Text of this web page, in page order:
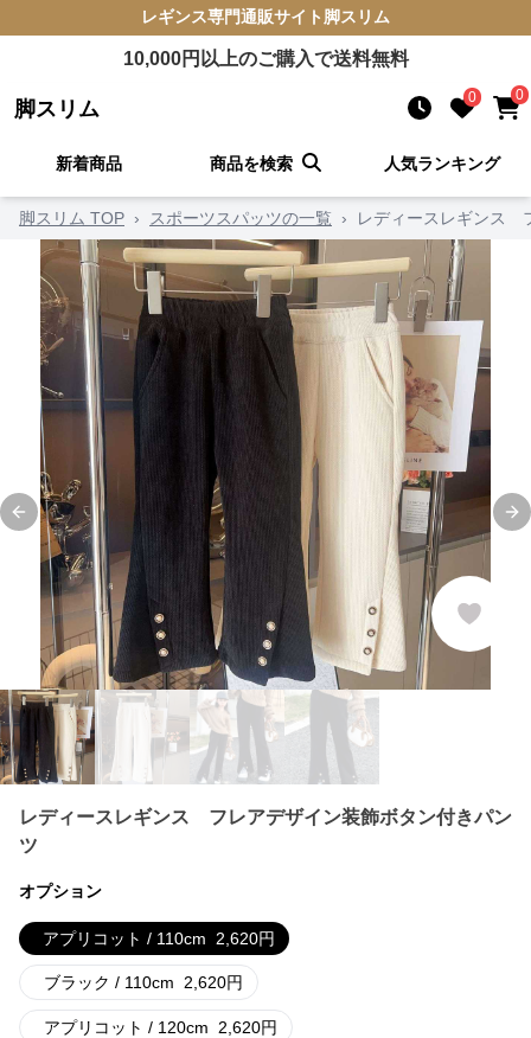
レギンス専門通販サイト 脚スリム
10,000円以上のご購入で送料無料
脚スリム 0 0
新着商品 商品を検索 人気ランキング
脚スリム TOP › スポーツスパッツの一覧 › レディースレギンス
Previous slide
レディースレギンス フレアデザイン装飾ボタン付きパン
ツ
オプション
アプリコット / 110cm 2,620円
ブラック / 110cm 2,620円
アプリコット / 120cm 2,620円